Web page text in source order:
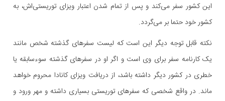
این کشور سفر می‌کند و پس از تمام شدن اعتبار ویزای توریستی‌اش، به
کشور خود حتما بر می‌گردد.
نکته قابل توجه دیگر این است که لیست سفرهای گذشته شخص مانند
یک کارنامه سفر برای وی است و اگر او در سفرهای گذشته سوءسابقه یا
خطری در کشور دیگر داشته باشد، از دریافت ویزای کانادا محروم خواهد
ماند. در واقع شخصی که سفرهای توریستی بسیاری داشته و مهر ورود و